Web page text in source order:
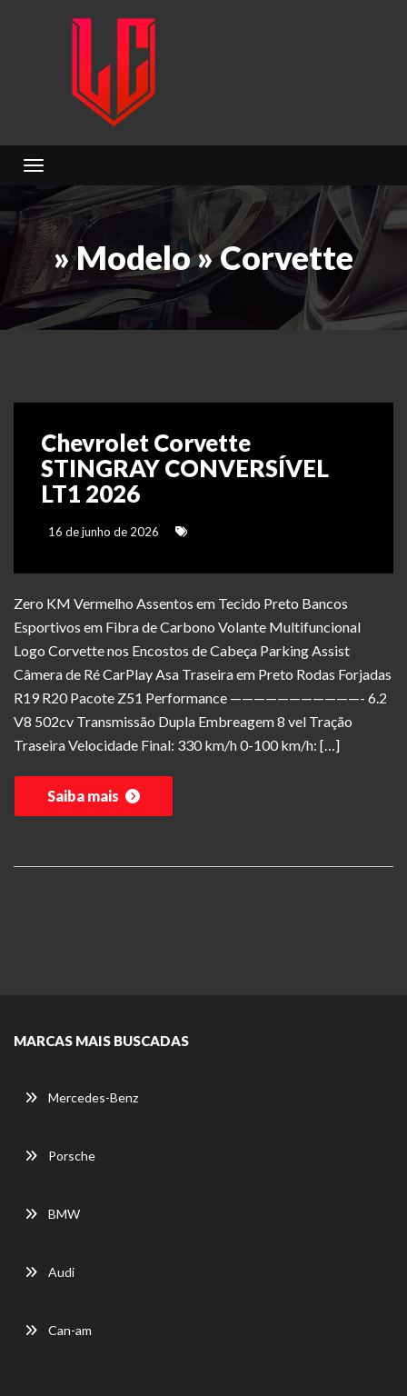
Toggle navigation
» Modelo » Corvette
Chevrolet Corvette
STINGRAY CONVERSÍVEL
LT1 2026
16 de junho de 2026
Zero KM Vermelho Assentos em Tecido Preto Bancos
Esportivos em Fibra de Carbono Volante Multifuncional
Logo Corvette nos Encostos de Cabeça Parking Assist
Câmera de Ré CarPlay Asa Traseira em Preto Rodas Forjadas
R19 R20 Pacote Z51 Performance ———————————- 6.2
V8 502cv Transmissão Dupla Embreagem 8 vel Tração
Traseira Velocidade Final: 330 km/h 0-100 km/h: […]
Saiba mais
MARCAS MAIS BUSCADAS
Mercedes-Benz
Porsche
BMW
Audi
Can-am